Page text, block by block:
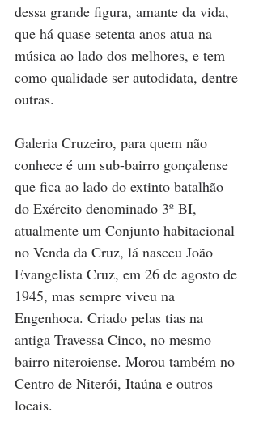
dessa grande figura, amante da vida,
que há quase setenta anos atua na
música ao lado dos melhores, e tem
como qualidade ser autodidata, dentre
outras.
Galeria Cruzeiro, para quem não
conhece é um sub-bairro gonçalense
que fica ao lado do extinto batalhão
do Exército denominado 3º BI,
atualmente um Conjunto habitacional
no Venda da Cruz, lá nasceu João
Evangelista Cruz, em 26 de agosto de
1945, mas sempre viveu na
Engenhoca. Criado pelas tias na
antiga Travessa Cinco, no mesmo
bairro niteroiense. Morou também no
Centro de Niterói, Itaúna e outros
locais.